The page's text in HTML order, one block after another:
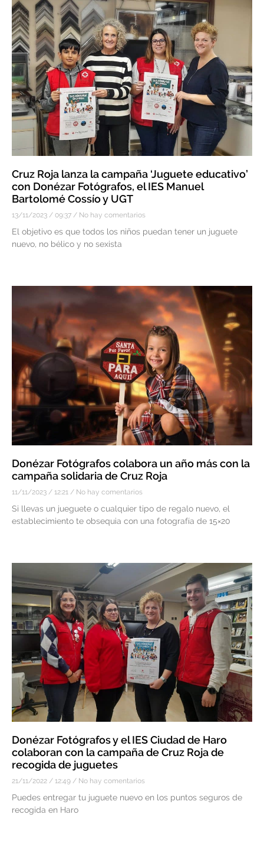
Cruz Roja lanza la campaña ‘Juguete educativo’
con Donézar Fotógrafos, el IES Manuel
Bartolomé Cossío y UGT
13/11/2023 09:37 No hay comentarios
El objetivo es que todos los niños puedan tener un juguete
nuevo, no bélico y no sexista
Donézar Fotógrafos colabora un año más con la
campaña solidaria de Cruz Roja
11/11/2023 12:21 No hay comentarios
Si llevas un jueguete o cualquier tipo de regalo nuevo, el
establecimiento te obsequia con una fotografía de 15×20
Donézar Fotógrafos y el IES Ciudad de Haro
colaboran con la campaña de Cruz Roja de
recogida de juguetes
21/11/2022 12:49 No hay comentarios
Puedes entregar tu juguete nuevo en los puntos seguros de
recogida en Haro